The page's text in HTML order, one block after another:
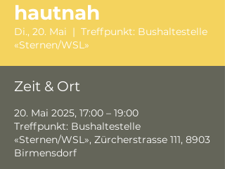
hautnah
Di., 20. Mai
  |
Treffpunkt: Bushaltestelle
«Sternen/WSL»
Zeit & Ort
20. Mai 2025, 17:00 – 19:00
Treffpunkt: Bushaltestelle
«Sternen/WSL», Zürcherstrasse 111, 8903
Birmensdorf